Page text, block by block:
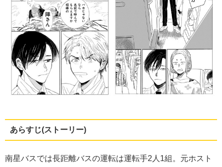
あらすじ(ストーリー)
南星バスでは長距離バスの運転は運転手2人1組。元ホスト